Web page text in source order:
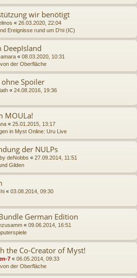
wir benötigt
« 26.03.2020, 22:04
Ereignisse rund um D'ni (IC)
DeepIsland
« 08.03.2020, 10:31
der Oberfläche
Spoiler
« 24.08.2016, 19:36
MOULa!
« 25.01.2015, 13:17
in Myst Online: Uru Live
der NULPs
deNobbs « 27.09.2014, 11:51
Gilden
« 03.08.2014, 09:30
German Edition
« 09.06.2014, 16:51
the Co-Creator of Myst!
7 « 06.05.2014, 09:33
der Oberfläche